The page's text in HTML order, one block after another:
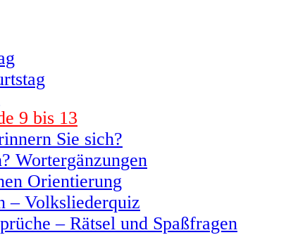
9 bis 13
Sie sich?
Wortergänzungen
Orientierung
– Volksliederquiz
– Rätsel und Spaßfragen